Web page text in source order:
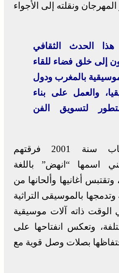
ونقلته إلى الأجواء
الحدث الثقافي
إلى خلق فضاء للقاء
بالمغرب ودول
والعمل على بناء
لتسويق الفن
وأسس هؤلاء الشباب سنة 2001 فرقتهم
اسمها “انهض” باللغة
وتقتبس أغانيها وألحانها من
بالموسيقى التراثية
الوقت ذاته آلات موسيقية
وتعكس انفتاحها على
بصلات وصل قوية مع